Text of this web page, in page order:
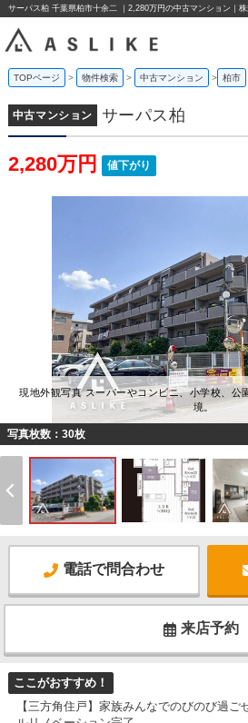
サーパス柏 千葉県柏市十余二 ｜2,280万円の中古マンション｜
TOPページ 物件検索 中古マンション 柏市
中古マンション サーパス柏
2,280万円 値下がり
現地外観写真 スーパーやコンビニ、小学校、公
境。
写真枚数：30枚
電話で問合わせ
来店予約
ここがおすすめ！
【三方角住戸】家族みんなでのびのび過